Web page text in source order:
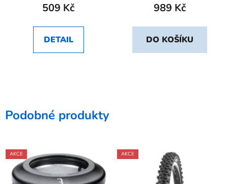
509 Kč
DETAIL
989 Kč
DO KOŠÍKU
Podobné produkty
AKCE AKCE